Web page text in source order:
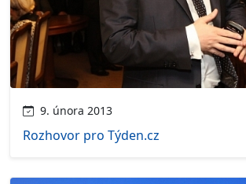
9. února 2013
Rozhovor pro Týden.cz